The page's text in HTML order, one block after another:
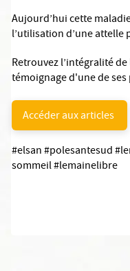
Aujourd’hui cette
l’utilisation d’une attelle
Retrouvez l’intégralité
témoignage d'une de ses
Accéder aux articles
#elsan#polesantesud#
sommeil#lemainelibre